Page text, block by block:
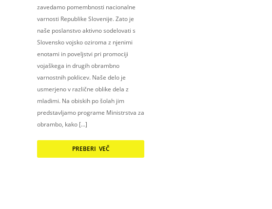
zavedamo pomembnosti nacionalne
varnosti Republike Slovenije. Zato je
naše poslanstvo aktivno sodelovati s
Slovensko vojsko oziroma z njenimi
enotami in poveljstvi pri promociji
vojaškega in drugih obrambno
varnostnih poklicev. Naše delo je
usmerjeno v različne oblike dela z
mladimi. Na obiskih po šolah jim
predstavljamo programe Ministrstva za
obrambo, kako […]
PREBERI VEČ